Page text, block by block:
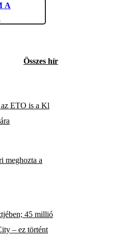
A
Összes hír
ETO is a Kl
meghozta a
45 millió
– ez történt